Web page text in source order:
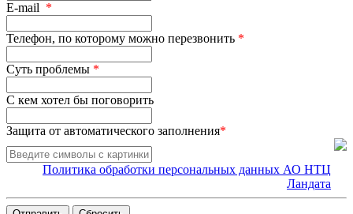
E-mail *
Телефон, по которому можно перезвонить *
Суть проблемы *
С кем хотел бы поговорить
Защита от автоматического заполнения*
Политика обработки персональных данных АО НТЦ
Ландата